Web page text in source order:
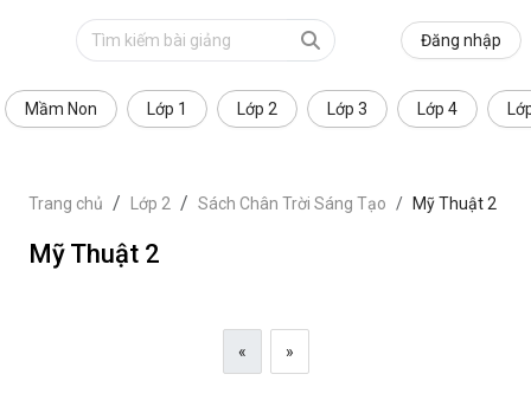
Đăng nhập
Mầm Non Lớp 1 Lớp 2 Lớp 3 Lớp 4
Trang chủ Lớp 2 Sách Chân Trời Sáng Tạo Mỹ Thuật 2
Mỹ Thuật 2
« »